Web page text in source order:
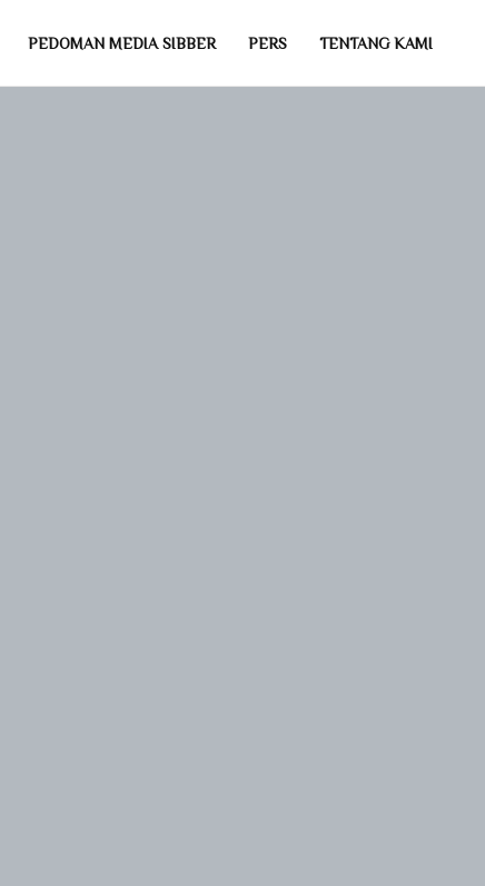
PEDOMAN MEDIA SIBBER PERS TENTANG KAMI